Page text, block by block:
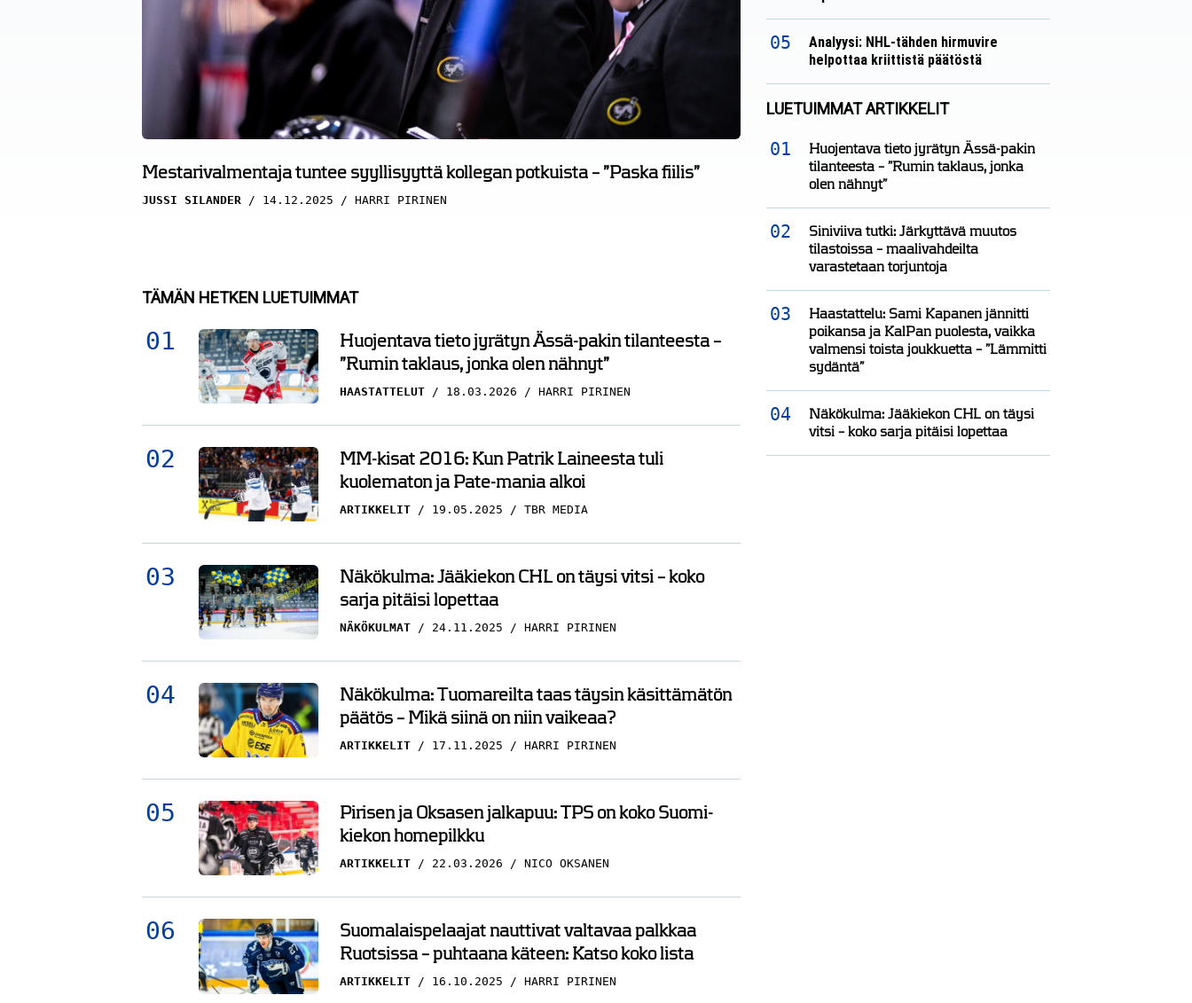
Mestarivalmentaja tuntee syyllisyyttä kollegan potkuista – ”Paska fiilis”
JUSSI SILANDER 14.12.2025 HARRI PIRINEN
TÄMÄN HETKEN LUETUIMMAT
Huojentava tieto jyrätyn Ässä-pakin tilanteesta –
”Rumin taklaus, jonka olen nähnyt”
HAASTATTELUT 18.03.2026 HARRI PIRINEN
MM-kisat 2016: Kun Patrik Laineesta tuli
kuolematon ja Pate-mania alkoi
ARTIKKELIT 19.05.2025 TBR MEDIA
Näkökulma: Jääkiekon CHL on täysi vitsi – koko
sarja pitäisi lopettaa
NÄKÖKULMAT 24.11.2025 HARRI PIRINEN
Näkökulma: Tuomareilta taas täysin käsittämätön
päätös – Mikä siinä on niin vaikeaa?
ARTIKKELIT 17.11.2025 HARRI PIRINEN
Pirisen ja Oksasen jalkapuu: TPS on koko Suomi-
kiekon homepilkku
ARTIKKELIT 22.03.2026 NICO OKSANEN
Suomalaispelaajat nauttivat valtavaa palkkaa
Ruotsissa – puhtaana käteen: Katso koko lista
ARTIKKELIT 16.10.2025 HARRI PIRINEN
Analyysi: NHL-tähden hirmuvire
helpottaa kriittistä päätöstä
LUETUIMMAT ARTIKKELIT
Huojentava tieto jyrätyn Ässä-pakin
tilanteesta – ”Rumin taklaus, jonka
olen nähnyt”
Siniviiva tutki: Järkyttävä muutos
tilastoissa – maalivahdeilta
varastetaan torjuntoja
Haastattelu: Sami Kapanen jännitti
poikansa ja KalPan puolesta, vaikka
valmensi toista joukkuetta – ”Lämmitti
sydäntä”
Näkökulma: Jääkiekon CHL on täysi
vitsi – koko sarja pitäisi lopettaa